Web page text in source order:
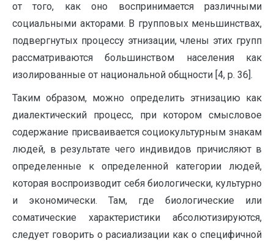
от того, как оно воспринимается различными
социальными акторами. В групповых меньшинствах,
подвергнутых процессу этнизации, члены этих групп
рассматриваются большинством населения как
изолированные от национальной общности [4, p. 36].
Таким образом, можно определить этнизацию как
диалектический процесс, при котором смысловое
содержание присваивается социокультурным знакам
людей, в результате чего индивидов причисляют в
определенные к определенной категории людей,
которая воспроизводит себя биологически, культурно
и экономически. Там, где биологические или
соматические характеристики абсолютизируются,
следует говорить о расиализации как о специфичной